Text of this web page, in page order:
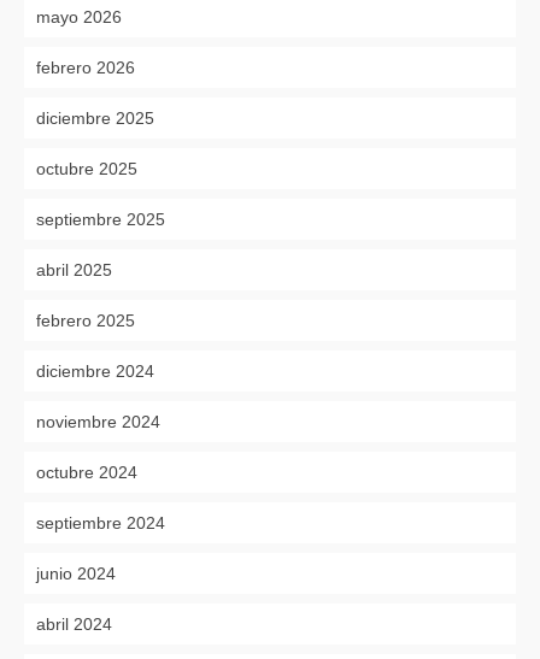
mayo 2026
febrero 2026
diciembre 2025
octubre 2025
septiembre 2025
abril 2025
febrero 2025
diciembre 2024
noviembre 2024
octubre 2024
septiembre 2024
junio 2024
abril 2024